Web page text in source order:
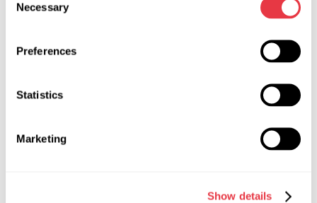
Selection
Necessary
Preferences
Statistics
Marketing
Show details
MS00058le
ayuda a extraer rápida y eficazmente el prensaestopas
interior del cilindro hidráulico sin daños mecánicos ni
NOTICIAS RELEVANTES